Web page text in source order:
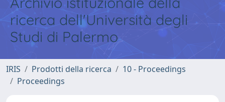
ricerca dell'Università degli
Studi di Palermo
IRIS Prodotti della ricerca
10 - Proceedings
Proceedings